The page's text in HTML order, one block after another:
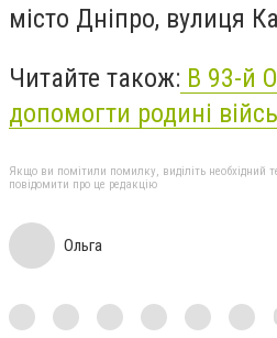
місто Дніпро, вулиця
Читайте також: В 93-й
допомогти родині
Якщо ви помітили помилку, виділіть необхідний
повідомити про це редакцію
Ольга